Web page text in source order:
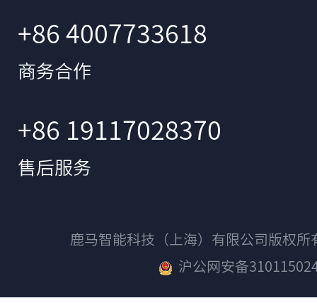
+86 4007733618
商务合作
+86 19117028370
售后服务
鹿马智能科技（上海）有限公司版权
沪公网安备